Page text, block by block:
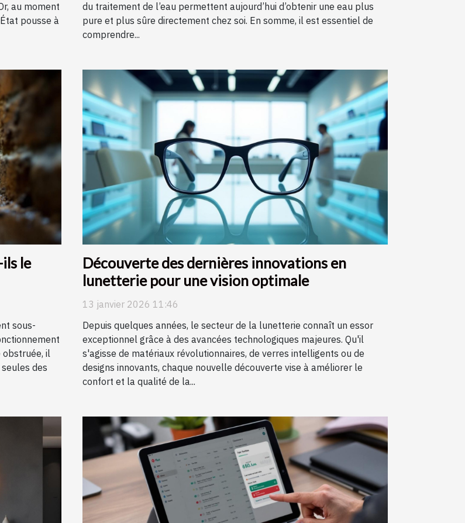
au moment
pousse à
du traitement de l’eau permettent aujourd’hui d’obtenir une eau plus
pure et plus sûre directement chez soi. En somme, il est essentiel de
comprendre...
le
sous-
obstruée, il
des
Découverte des dernières innovations en
lunetterie pour une vision optimale
13 janvier 2026 11:46
Depuis quelques années, le secteur de la lunetterie connaît un essor
exceptionnel grâce à des avancées technologiques majeures. Qu'il
s'agisse de matériaux révolutionnaires, de verres intelligents ou de
designs innovants, chaque nouvelle découverte vise à améliorer le
confort et la qualité de la...